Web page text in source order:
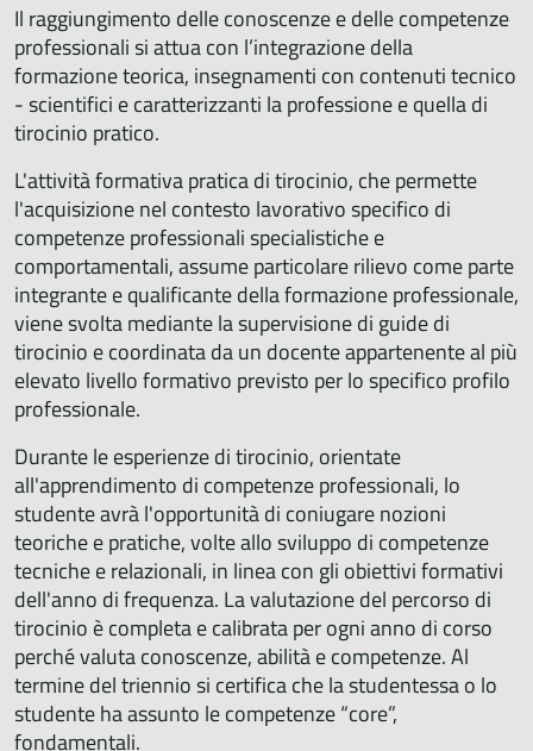
Il raggiungimento delle conoscenze e delle competenze
professionali si attua con l’integrazione della
formazione teorica, insegnamenti con contenuti tecnico
- scientifici e caratterizzanti la professione e quella di
tirocinio pratico.
L'attività formativa pratica di tirocinio, che permette
l'acquisizione nel contesto lavorativo specifico di
competenze professionali specialistiche e
comportamentali, assume particolare rilievo come parte
integrante e qualificante della formazione professionale,
viene svolta mediante la supervisione di guide di
tirocinio e coordinata da un docente appartenente al più
elevato livello formativo previsto per lo specifico profilo
professionale.
Durante le esperienze di tirocinio, orientate
all'apprendimento di competenze professionali, lo
studente avrà l'opportunità di coniugare nozioni
teoriche e pratiche, volte allo sviluppo di competenze
tecniche e relazionali, in linea con gli obiettivi formativi
dell'anno di frequenza. La valutazione del percorso di
tirocinio è completa e calibrata per ogni anno di corso
perché valuta conoscenze, abilità e competenze. Al
termine del triennio si certifica che la studentessa o lo
studente ha assunto le competenze “core”,
fondamentali.